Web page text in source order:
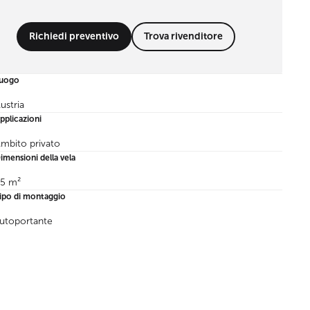
Richiedi preventivo Trova rivenditore
privato
della vela
m²
di montaggio